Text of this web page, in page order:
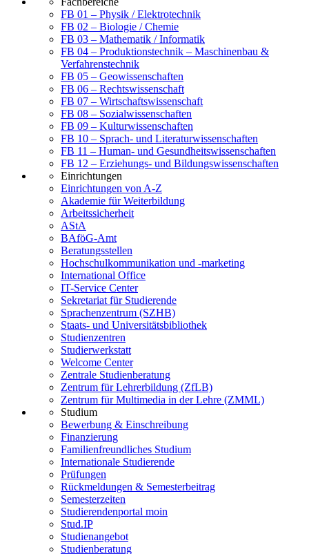
FB 01 – Physik / Elektrotechnik
FB 02 – Biologie / Chemie
FB 03 – Mathematik / Informatik
FB 04 – Produktionstechnik – Maschinenbau &
Verfahrenstechnik
FB 05 – Geowissenschaften
FB 06 – Rechtswissenschaft
FB 07 – Wirtschaftswissenschaft
FB 08 – Sozialwissenschaften
FB 09 – Kulturwissenschaften
FB 10 – Sprach- und Literaturwissenschaften
FB 11 – Human- und Gesundheitswissenschaften
FB 12 – Erziehungs- und Bildungswissenschaften
Einrichtungen
Einrichtungen von A-Z
Akademie für Weiterbildung
Arbeitssicherheit
AStA
BAföG-Amt
Beratungsstellen
Hochschulkommunikation und -marketing
International Office
IT-Service Center
Sekretariat für Studierende
Sprachenzentrum (SZHB)
Staats- und Universitätsbibliothek
Studienzentren
Studierwerkstatt
Welcome Center
Zentrale Studienberatung
Zentrum für Lehrerbildung (ZfLB)
Zentrum für Multimedia in der Lehre (ZMML)
Studium
Bewerbung & Einschreibung
Finanzierung
Familienfreundliches Studium
Internationale Studierende
Prüfungen
Rückmeldungen & Semesterbeitrag
Semesterzeiten
Studierendenportal moin
Stud.IP
Studienangebot
Studienberatung